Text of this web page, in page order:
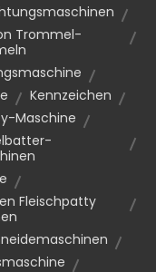
Trommel-
Kennzeichen
Maschine
Fleischpatty